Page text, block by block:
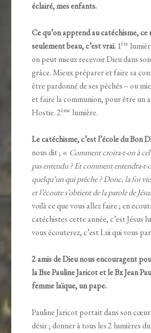
éclairé, mes enfants.
Ce qu’on apprend au catéchisme, ce
seulement beau, c’est vrai. 1ère
on peut mieux recevoir Dieu dans
grâce. Mieux préparer et faire sa
être pardonné de ses péchés – ou
et faire la communion, pour être un
Hostie. 2ème lumière.
Le catéchisme, c’est l’école du Bon
nous dit ; « Comment croira-t-on à
pas entendu ? Et comment entendra-t-
quelqu’un qui prêche ? Donc, la foi
et l’écoute s’obtient de la parole de
voilà ce que vous allez faire ; en
catéchistes cette année, c’est Jésus
vous écouterez, c’est Lui qui vous
2 amis de Dieu nous encouragent
la Bse Pauline Jaricot et le Bx Jean
femme laïque, un pape.
Pauline Jaricot portait dans son
désir ; donner à tous les 2 lumières